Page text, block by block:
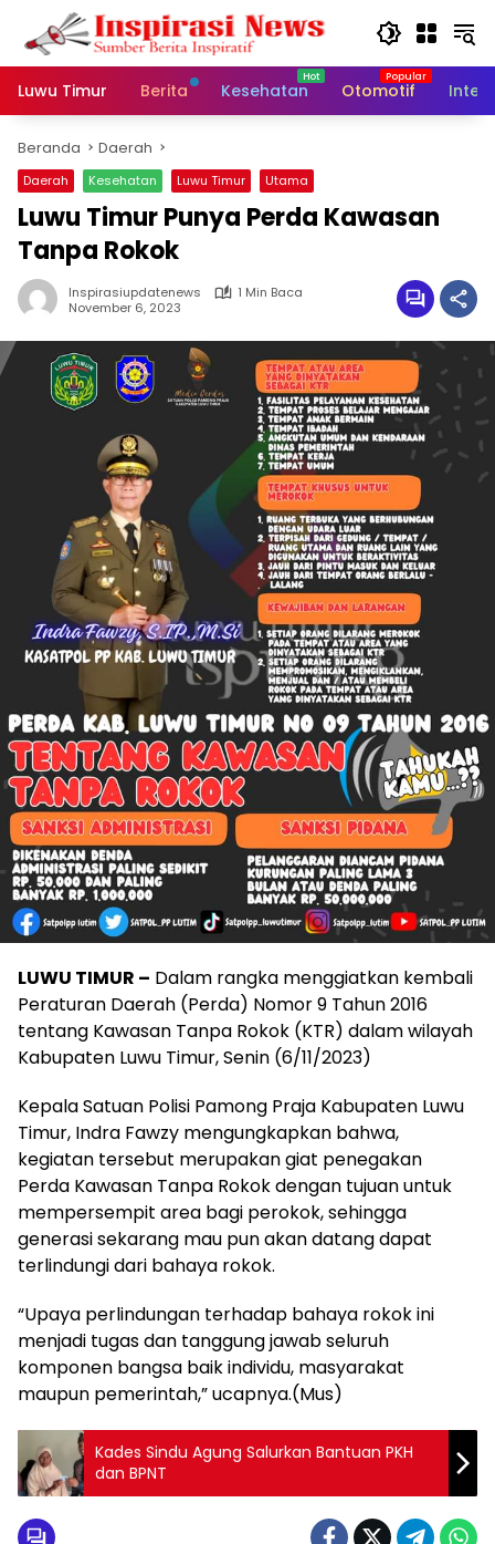
Langsung
konten
Luwu Timur
Berita Kesehatan Otomotif
Beranda Daerah
Daerah Kesehatan Luwu Timur Utama
Luwu Timur Punya Perda Kawasan
Tanpa Rokok
Inspirasiupdatenews
1 Min Baca
November 6, 2023
LUWU TIMUR – Dalam rangka menggiatkan kembali
Peraturan Daerah (Perda) Nomor 9 Tahun 2016
tentang Kawasan Tanpa Rokok (KTR) dalam wilayah
Kabupaten Luwu Timur, Senin (6/11/2023)
Kepala Satuan Polisi Pamong Praja Kabupaten Luwu
Timur, Indra Fawzy mengungkapkan bahwa,
kegiatan tersebut merupakan giat penegakan
Perda Kawasan Tanpa Rokok dengan tujuan untuk
mempersempit area bagi perokok, sehingga
generasi sekarang mau pun akan datang dapat
terlindungi dari bahaya rokok.
“Upaya perlindungan terhadap bahaya rokok ini
menjadi tugas dan tanggung jawab seluruh
komponen bangsa baik individu, masyarakat
maupun pemerintah,” ucapnya.(Mus)
Kades Sindu Agung Salurkan Bantuan PKH
dan BPNT